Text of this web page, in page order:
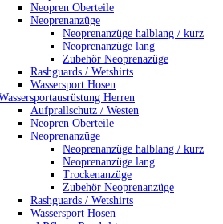
Neopren Oberteile
Neoprenanzüge
Neoprenanzüge halblang / kurz
Neoprenanzüge lang
Zubehör Neoprenazüge
Rashguards / Wetshirts
Wassersport Hosen
Herren
Aufprallschutz / Westen
Neopren Oberteile
Neoprenanzüge
Neoprenanzüge halblang / kurz
Neoprenanzüge lang
Trockenanzüge
Zubehör Neoprenanzüge
Rashguards / Wetshirts
Wassersport Hosen